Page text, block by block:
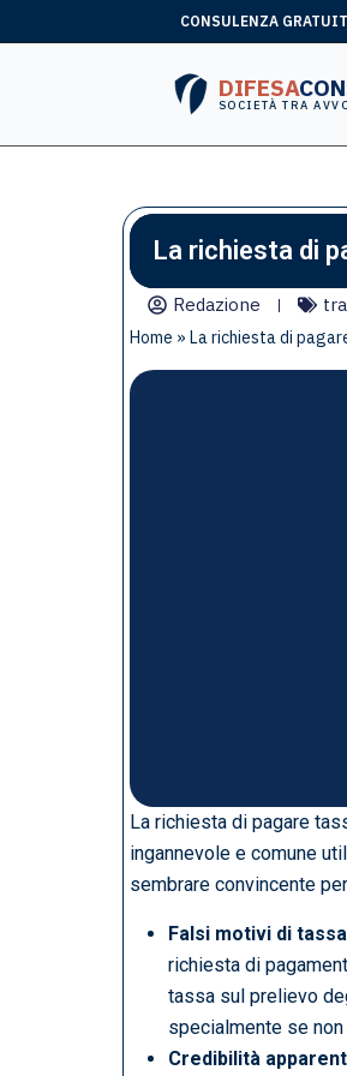
CONSULENZA
DIFESA
SOCIETÀ TRA
La richiesta di
Redazione
Home » La richiesta di
La richiesta di pagare
ingannevole e comune
sembrare convincente
Falsi motivi di
richiesta di
tassa sul prelievo
specialmente se
Credibilità